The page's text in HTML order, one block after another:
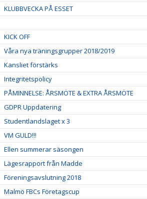
KLUBBVECKA PÅ ESSET
KICK OFF
Våra nya träningsgrupper 2018/2019
Kansliet förstärks
Integritetspolicy
PÅMINNELSE: ÅRSMÖTE & EXTRA ÅRSMÖTE
GDPR Uppdatering
Studentlandslaget x 3
VM GULD!!!
Ellen summerar säsongen
Lägesrapport från Madde
Föreningsavslutning 2018
Malmö FBCs Företagscup